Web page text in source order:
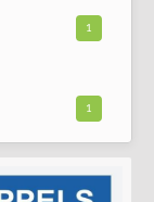
1
1